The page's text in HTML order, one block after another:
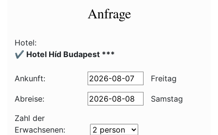
Anfrage
Hotel:
✔️ Hotel Híd Budapest ***
Ankunft: Freitag
Abreise:
Samstag
Zahl der
Erwachsenen: